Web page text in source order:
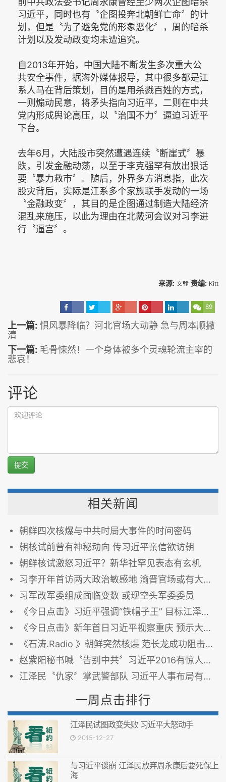
习近平，同时也有〝企图投奔北朝鲜亡命〞的计
划，但是〝为了避免党的形象恶化〞，周的暗杀
计划以及发动政变均未遭追究。
自2013年开始，中国大陆不断发生多次重大公
共安全事件，据海外媒体报导，其中很多都是江
系人马在背后策划，目的是用杀戮百姓的方式，
一则煽动民意，将矛头指向习近平，二则在中共
党内形成舆论高压，以〝治国不力〞逼迫习近平
下台。
去年6月，大陆股市突然遭遇连续〝断崖式〞暴
跌，引发金融动荡，以至于李克强罕有放出狠话
要〝暴力救市〞。随后，外界多方消息指，此次
股灾背后，实际是江系多个家族联手发动的一场
〝金融政变〞，其目的是企图通过制造大陆经济
混乱来施压，以此为理由在北戴河会议对习李进
行〝逼宫〞。
来源: 文翰 责编: Kitt
89
上一篇: 惧风暴降临？河北官场大动静 急与周本顺撇
清
下一篇: 毛骨悚然！一个身体被多个灵魂轮流主宰的
悲哀！
评论
提交
相关新闻
朝鲜四次核爆与中共时局大事件的时间密码
朝核试前曾有神秘动向 传习近平亲信欲访朝
朝鲜核试激怒习近平？新华社罕见表态有玄机
习李开年首访两大政治敏感地 渝晋官场或有大变动
习军改军委组成面临变数 或现空头军委委员
《今日点击》习近平强调“铁帽子王” 目标江泽民 曾庆红
《今日点击》新年首日习近平视察重庆 预示大风暴
《石涛.Radio 》朝鲜突然核爆 范长龙成功阻击刘源 习近平军改受阻
赵紫阳秘书喊〝告别中共〞习近平2016有惊人之举？
江泽民〝仇家〞掌武警部队 习近平人事布局有深意
一周点击排行
江泽民试图政变失败 习近平大怒动手
2015-12-27
与习近平谈崩 江泽民放弃周永康后要死保上
海